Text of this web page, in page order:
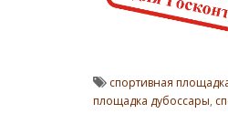
спортивная
площадка дубоссары,